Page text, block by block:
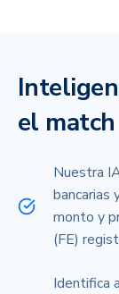
el
Nuestra
bancarias
monto y
(FE)
Identifica